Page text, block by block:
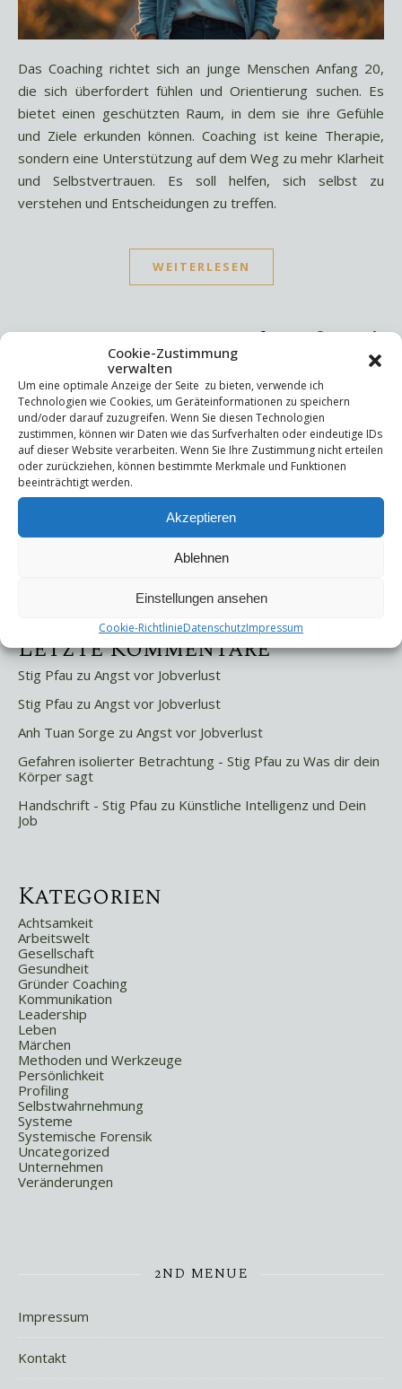
Cookie-Zustimmung
verwalten
Um eine optimale Anzeige der Seite zu bieten, verwende ich
Technologien wie Cookies, um Geräteinformationen zu speichern
und/oder darauf zuzugreifen. Wenn Sie diesen Technologien
zustimmen, können wir Daten wie das Surfverhalten oder eindeutige IDs
auf dieser Website verarbeiten. Wenn Sie Ihre Zustimmung nicht erteilen
oder zurückziehen, können bestimmte Merkmale und Funktionen
beeinträchtigt werden.
Akzeptieren
Ablehnen
Einstellungen ansehen
Cookie-RichtlinieDatenschutzImpressum
Das Coaching richtet sich an junge Menschen Anfang 20,
die sich überfordert fühlen und Orientierung suchen. Es
bietet einen geschützten Raum, in dem sie ihre Gefühle
und Ziele erkunden können. Coaching ist keine Therapie,
sondern eine Unterstützung auf dem Weg zu mehr Klarheit
und Selbstvertrauen. Es soll helfen, sich selbst zu
verstehen und Entscheidungen zu treffen.
WEITERLESEN
Suchen
Letzte Beiträge
Die Mentale Sicherheitsarchitektur
Wettbewerbsfähigkeit
Letzte Kommentare
Stig Pfau zu Angst vor Jobverlust
Stig Pfau zu Angst vor Jobverlust
Anh Tuan Sorge zu Angst vor Jobverlust
Gefahren isolierter Betrachtung - Stig Pfau zu Was dir dein
Körper sagt
Handschrift - Stig Pfau zu Künstliche Intelligenz und Dein
Job
Kategorien
Achtsamkeit
Arbeitswelt
Gesellschaft
Gesundheit
Gründer Coaching
Kommunikation
Leadership
Leben
Märchen
Methoden und Werkzeuge
Persönlichkeit
Profiling
Selbstwahrnehmung
Systeme
Systemische Forensik
Uncategorized
Unternehmen
Veränderungen
2ND MENUE
Impressum
Kontakt